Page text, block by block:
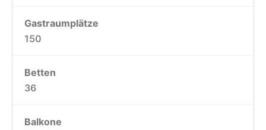
Gastraumplätze
150
Betten
36
Balkone